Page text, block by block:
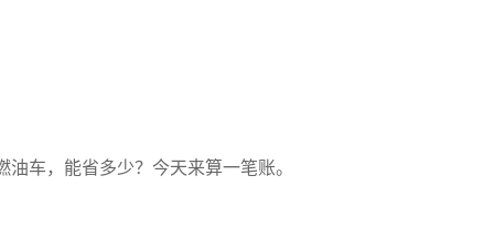
车，能省多少？今天来算一笔账。